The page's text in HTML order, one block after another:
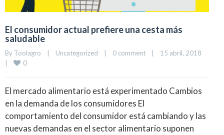
El consumidor actual prefiere una cesta más
saludable
By Toolagro    | Uncategorized 0 comment
    |    15 abril, 2018
0
El mercado alimentario está experimentado Cambios
en la demanda de los consumidores El
comportamiento del consumidor está cambiando y las
nuevas demandas en el sector alimentario suponen